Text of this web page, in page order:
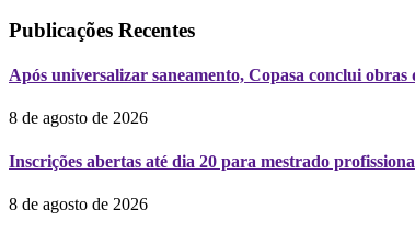
Publicações Recentes
Após universalizar saneamento, Copasa conclui
8 de agosto de 2026
Inscrições abertas até dia 20 para mestrado
8 de agosto de 2026